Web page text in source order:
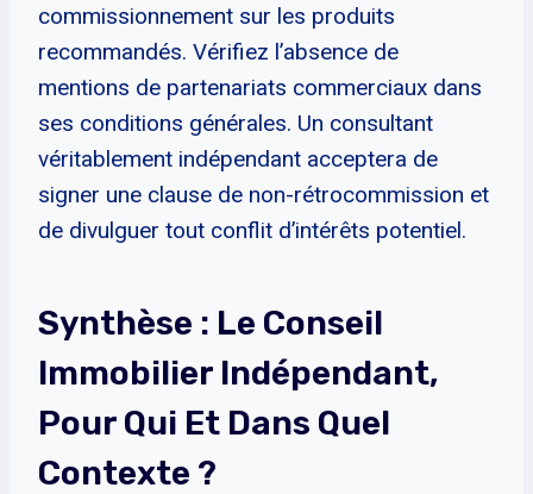
commissionnement sur les produits
recommandés. Vérifiez l’absence de
mentions de partenariats commerciaux dans
ses conditions générales. Un consultant
véritablement indépendant acceptera de
signer une clause de non-rétrocommission et
de divulguer tout conflit d’intérêts potentiel.
Synthèse : Le Conseil
Immobilier Indépendant,
Pour Qui Et Dans Quel
Contexte ?